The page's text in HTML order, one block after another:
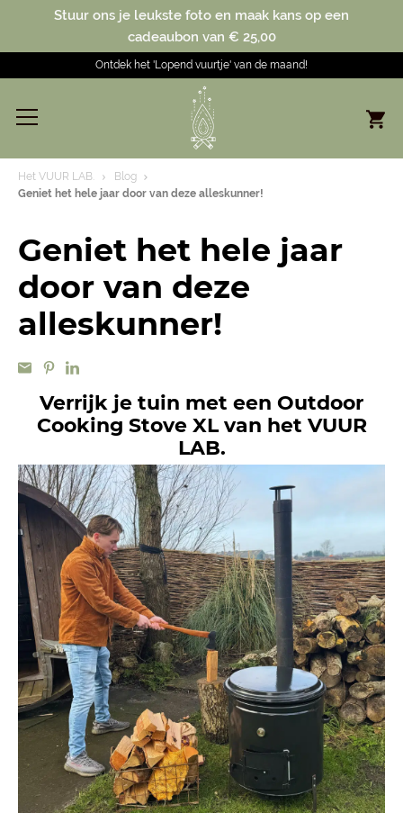
Stuur ons je leukste foto en maak kans op een
cadeaubon van € 25,00
Ontdek het 'Lopend vuurtje' van de maand!
Het VUUR LAB.
Blog
Geniet het hele jaar door van deze alleskunner!
Geniet het hele jaar
door van deze
alleskunner!
Verrijk je tuin met een Outdoor
Cooking Stove XL van het VUUR
LAB.